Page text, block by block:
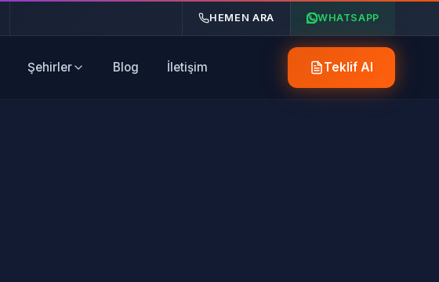
HEMEN ARA WHATSAPP
Şehirler Blog İletişim Teklif Al